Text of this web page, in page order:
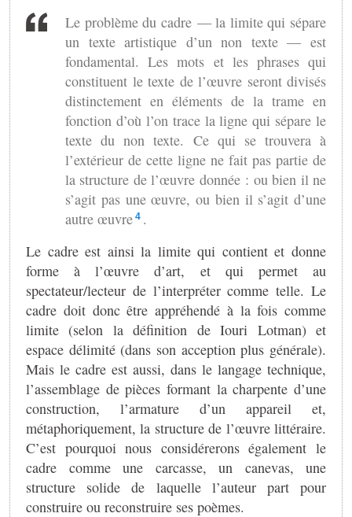
Le problème du cadre — la limite qui sépare
un texte artistique d’un non texte — est
fondamental. Les mots et les phrases qui
constituent le texte de l’œuvre seront divisés
distinctement en éléments de la trame en
fonction d’où l’on trace la ligne qui sépare le
texte du non texte. Ce qui se trouvera à
l’extérieur de cette ligne ne fait pas partie de
la structure de l’œuvre donnée : ou bien il ne
s’agit pas une œuvre, ou bien il s’agit d’une
autre œuvre 4 .
Le cadre est ainsi la limite qui contient et donne
forme à l’œuvre d’art, et qui permet au
spectateur/lecteur de l’interpréter comme telle. Le
cadre doit donc être appréhendé à la fois comme
limite (selon la définition de Iouri Lotman) et
espace délimité (dans son acception plus générale).
Mais le cadre est aussi, dans le langage technique,
l’assemblage de pièces formant la charpente d’une
construction, l’armature d’un appareil et,
métaphoriquement, la structure de l’œuvre littéraire.
C’est pourquoi nous considérerons également le
cadre comme une carcasse, un canevas, une
structure solide de laquelle l’auteur part pour
construire ou reconstruire ses poèmes.